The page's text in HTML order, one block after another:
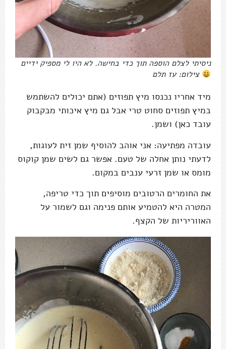
ניסיתי לצלם הוספה תוך כדי בחישה. לא היו לי מספיק ידיים
צילום: עז תלם
מיד אחריו נכנסו מיץ תפוזים (אתם יכולים להשתמש
במיץ תפוזים סחוט טרי אבל גם מיץ איכותי מבקבוק
עובד כאן) ושמן.
עובדה מפתיעה: אני אוהב להוסיף שמן זית לעוגות,
לדעתי נותן אחלה של טעם. אפשר גם לשים שמן קוקוס
מומס או שמן זרעי ענבים במקום.
את החומרים הרטובים מוסיפים תוך כדי טריפה,
המטרה היא להטמיע אותם פנימה וגם לשמור על
האווריריות של הקצף.